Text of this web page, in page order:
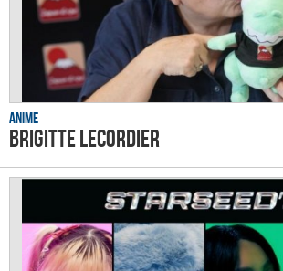
Anime
Brigitte Lecordier